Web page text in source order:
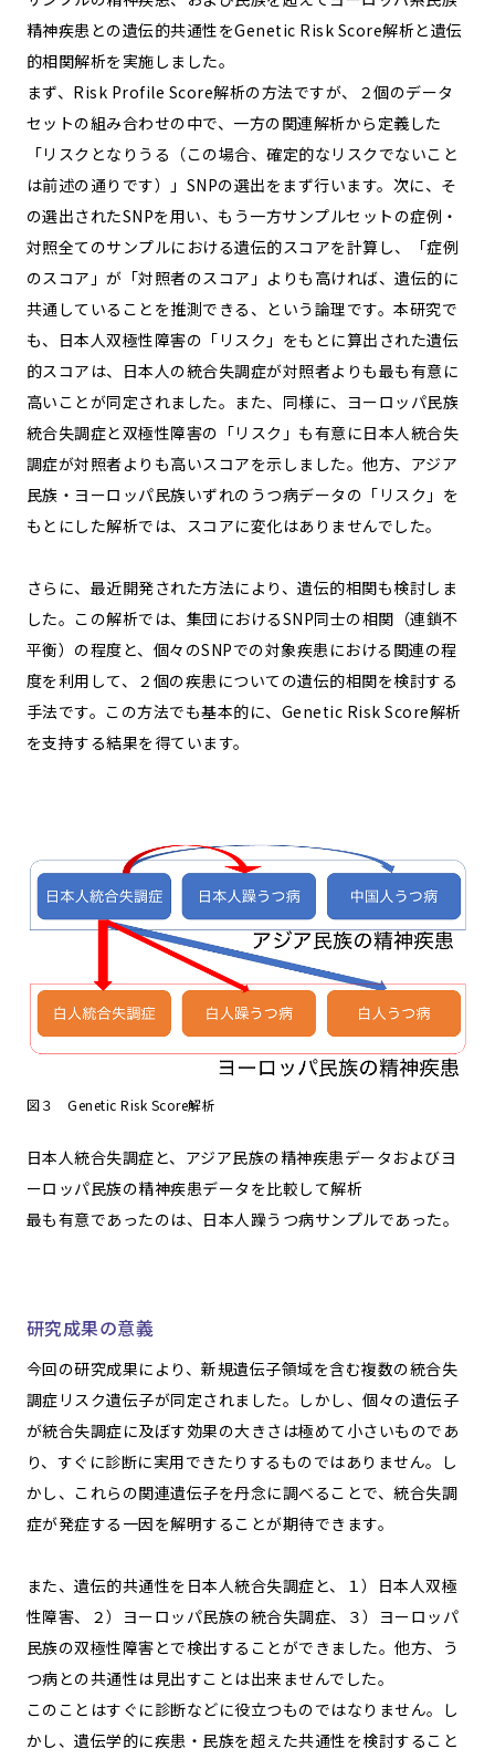
精神疾患との遺伝的共通性をGenetic Risk Score解析と遺伝
的相関解析を実施しました。
まず、Risk Profile Score解析の方法ですが、２個のデータ
セットの組み合わせの中で、一方の関連解析から定義した
「リスクとなりうる（この場合、確定的なリスクでないこと
は前述の通りです）」SNPの選出をまず行います。次に、そ
の選出されたSNPを用い、もう一方サンプルセットの症例・
対照全てのサンプルにおける遺伝的スコアを計算し、「症例
のスコア」が「対照者のスコア」よりも高ければ、遺伝的に
共通していることを推測できる、という論理です。本研究で
も、日本人双極性障害の「リスク」をもとに算出された遺伝
的スコアは、日本人の統合失調症が対照者よりも最も有意に
高いことが同定されました。また、同様に、ヨーロッパ民族
統合失調症と双極性障害の「リスク」も有意に日本人統合失
調症が対照者よりも高いスコアを示しました。他方、アジア
民族・ヨーロッパ民族いずれのうつ病データの「リスク」を
もとにした解析では、スコアに変化はありませんでした。
さらに、最近開発された方法により、遺伝的相関も検討しま
した。この解析では、集団におけるSNP同士の相関（連鎖不
平衡）の程度と、個々のSNPでの対象疾患における関連の程
度を利用して、２個の疾患についての遺伝的相関を検討する
手法です。この方法でも基本的に、Genetic Risk Score解析
を支持する結果を得ています。
図３ Genetic Risk Score解析
日本人統合失調症と、アジア民族の精神疾患データおよびヨ
ーロッパ民族の精神疾患データを比較して解析
最も有意であったのは、日本人躁うつ病サンプルであった。
研究成果の意義
今回の研究成果により、新規遺伝子領域を含む複数の統合失
調症リスク遺伝子が同定されました。しかし、個々の遺伝子
が統合失調症に及ぼす効果の大きさは極めて小さいものであ
り、すぐに診断に実用できたりするものではありません。し
かし、これらの関連遺伝子を丹念に調べることで、統合失調
症が発症する一因を解明することが期待できます。
また、遺伝的共通性を日本人統合失調症と、１）日本人双極
性障害、２）ヨーロッパ民族の統合失調症、３）ヨーロッパ
民族の双極性障害とで検出することができました。他方、う
つ病との共通性は見出すことは出来ませんでした。
このことはすぐに診断などに役立つものではなりません。し
かし、遺伝学的に疾患・民族を超えた共通性を検討すること